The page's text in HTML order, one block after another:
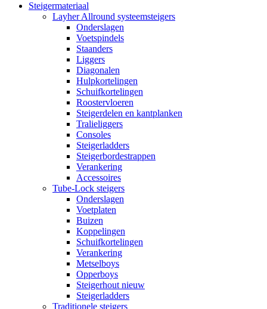
Steigermateriaal
Layher Allround systeemsteigers
Onderslagen
Voetspindels
Staanders
Liggers
Diagonalen
Hulpkortelingen
Schuifkortelingen
Roostervloeren
Steigerdelen en kantplanken
Tralieliggers
Consoles
Steigerladders
Steigerbordestrappen
Verankering
Accessoires
Tube-Lock steigers
Onderslagen
Voetplaten
Buizen
Koppelingen
Schuifkortelingen
Verankering
Metselboys
Opperboys
Steigerhout nieuw
Steigerladders
Traditionele steigers